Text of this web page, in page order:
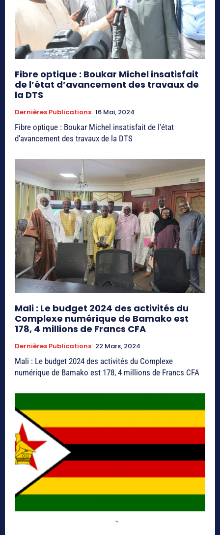
Fibre optique : Boukar Michel insatisfait
de l’état d’avancement des travaux de
la DTS
Dernières Publications 16 Mai, 2024
Fibre optique : Boukar Michel insatisfait de l'état
d'avancement des travaux de la DTS
Mali : Le budget 2024 des activités du
Complexe numérique de Bamako est
178, 4 millions de Francs CFA
Dernières Publications 22 Mars, 2024
Mali : Le budget 2024 des activités du Complexe
numérique de Bamako est 178, 4 millions de Francs CFA